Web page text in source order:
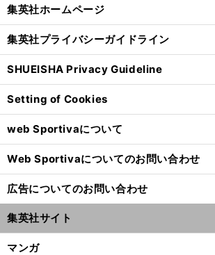
集英社ホームページ
集英社プライバシーガイドライン
SHUEISHA Privacy Guideline
Setting of Cookies
web Sportivaについて
Web Sportivaについてのお問い合わせ
広告についてのお問い合わせ
集英社サイト
マンガ